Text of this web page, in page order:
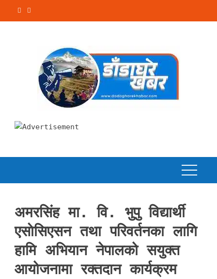
अमरसिंह मा. वि. भुपु विद्यार्थी
एसाेसिएसन तथा परिवर्तनका लागि
हामि अभियान नेपालको सयुक्त
आयोजनामा रक्तदान कार्यक्रम